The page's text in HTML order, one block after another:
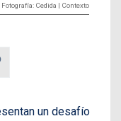
Fotografía: Cedida | Contexto
un desafío